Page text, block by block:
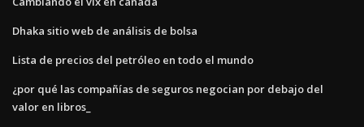
Dhaka sitio web de análisis de bolsa
Lista de precios del petróleo en todo el mundo
¿por qué las compañías de seguros negocian por debajo del
valor en libros_